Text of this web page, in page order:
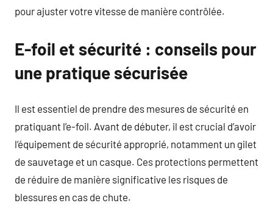
pour ajuster votre vitesse de manière contrôlée.
E-foil et sécurité : conseils pour
une pratique sécurisée
Il est essentiel de prendre des mesures de sécurité en
pratiquant l’e-foil. Avant de débuter, il est crucial d’avoir
l’équipement de sécurité approprié, notamment un gilet
de sauvetage et un casque. Ces protections permettent
de réduire de manière significative les risques de
blessures en cas de chute.